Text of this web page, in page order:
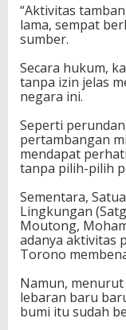
“Aktivitas
lama, sempat
sumber.
Secara hukum,
tanpa izin jelas
negara ini.
Seperti
pertambangan
mendapat
tanpa pilih-pilih
Sementara,
Lingkungan
Moutong,
adanya aktivitas
Torono
Namun,
lebaran baru
bumi itu sudah